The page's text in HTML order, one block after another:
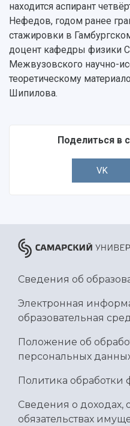
находится аспирант
Нефедов, годом ранее
стажировки в
доцент кафедры физики
Межвузовского научно-
теоретическому
Шипилова.
Поделиться в
VK
Сведения об
Электронная
образовательная
Положение об
персональных
Политика обработки
Сведения о доходах,
обязательствах